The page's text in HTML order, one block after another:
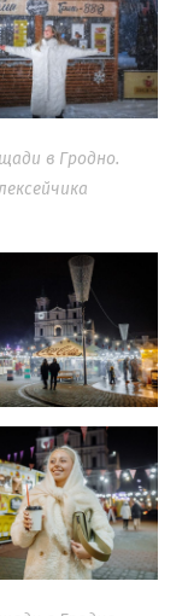
в Гродно.